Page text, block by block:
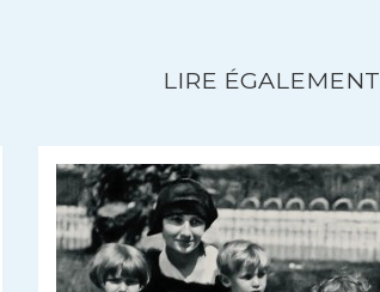
LIRE ÉGALEMENT